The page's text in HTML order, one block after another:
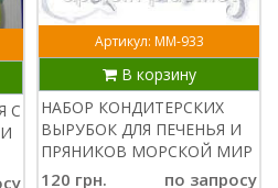
С
Артикул: ММ-933
В корзину
НАБОР КОНДИТЕРСКИХ
ВЫРУБОК ДЛЯ ПЕЧЕНЬЯ И
ПРЯНИКОВ МОРСКОЙ МИР
120 грн. по запросу